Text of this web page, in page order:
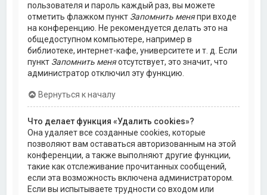
пользователя и пароль каждый раз, вы можете
отметить флажком пункт Запомнить меняпри входе
на конференцию. Не рекомендуется делать это на
общедоступном компьютере, например в
библиотеке, интернет-кафе, университете и т. д. Если
пункт Запомнить меняотсутствует, это значит, что
администратор отключил эту функцию.
Вернуться к началу
Что делает функция «Удалить cookies»?
Она удаляет все созданные cookies, которые
позволяют вам оставаться авторизованным на этой
конференции, а также выполняют другие функции,
такие как отслеживание прочитанных сообщений,
если эта возможность включена администратором.
Если вы испытываете трудности со входом или